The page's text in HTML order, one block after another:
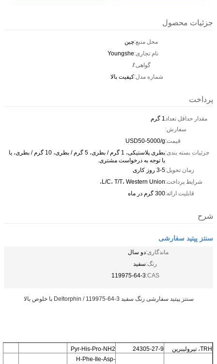
جزئیات محصول
محل منبع:چین
نام تجاری:Youngshe
گواهی:/
شماره مدل:کیفیت بالا
پرداخت
مقدار حداقل تعداد
سفارش:
1 گرم
قیمت:USD50-5000/g
جزئیات بسته بندی:
بطری پلاستیکی، 1 گرم / بطری، 5 گرم / بطری، 10 گرم / بطری، یا
با توجه به درخواست مشتری.
زمان تحویل:3-5 روز کاری
شرایط پرداخت:L/C، T/T، Western Union،
قابلیت ارائه:300 گرم در ماه
شرح
سنتز پپتید سفارشی
ماندگاری:دو سال
رنگ:سفید
CAS:
119975-64-3
سنتز پپتید سفارشی رنگ سفید Deltorphin / 119975-64-3 با خلوص بالا
TRH، تیرولیبرین 24305-27-9
Pyr-His-Pro-NH2
H-Phe-Ile-Asp-